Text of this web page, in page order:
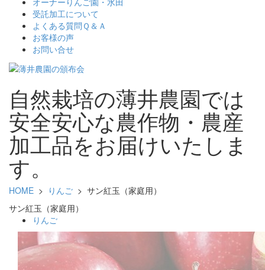
受託加工について
よくある質問Ｑ＆Ａ
お客様の声
お問い合せ
自然栽培の薄井農園では
安全安心な農作物・農産
加工品をお届けいたしま
す。
HOME > りんご > サン紅玉（家庭用）
サン紅玉（家庭用）
りんご